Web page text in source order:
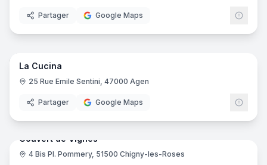
Partager Google Maps
7
La Cucina
25 Rue Emile Sentini, 47000 Agen
Partager Google Maps
Couvert de Vignes
4 Bis Pl. Pommery, 51500 Chigny-les-Roses